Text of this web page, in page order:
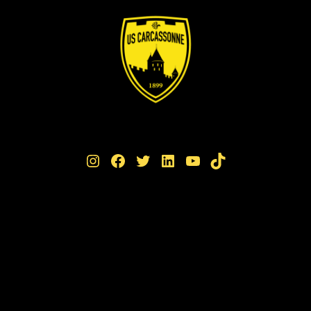
Instagram Facebook Twitter LinkedIn YouTube TikTok